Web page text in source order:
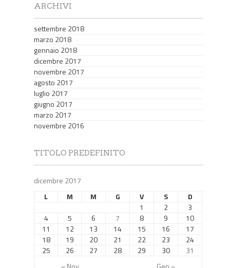
ARCHIVI
settembre 2018
marzo 2018
gennaio 2018
dicembre 2017
novembre 2017
agosto 2017
luglio 2017
giugno 2017
marzo 2017
novembre 2016
TITOLO PREDEFINITO
dicembre 2017
L
M M G V S D
1 2
3
4
5 6 7 8 9
10
11
12 13 14 15 16
17
18
19 20 21 22 23
24
25
26 27 28 29 30 31